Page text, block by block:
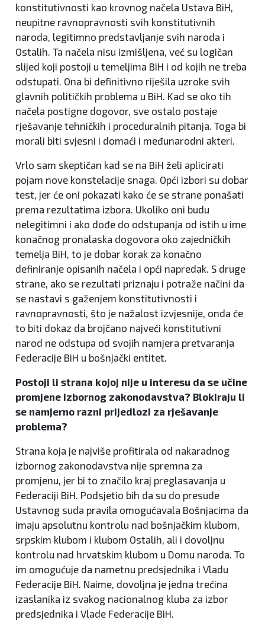
konstitutivnosti kao krovnog načela Ustava BiH,
neupitne ravnopravnosti svih konstitutivnih
naroda, legitimno predstavljanje svih naroda i
Ostalih. Ta načela nisu izmišljena, već su logičan
slijed koji postoji u temeljima BiH i od kojih ne treba
odstupati. Ona bi definitivno riješila uzroke svih
glavnih političkih problema u BiH. Kad se oko tih
načela postigne dogovor, sve ostalo postaje
rješavanje tehničkih i proceduralnih pitanja. Toga bi
morali biti svjesni i domaći i međunarodni akteri.
Vrlo sam skeptičan kad se na BiH želi aplicirati
pojam nove konstelacije snaga. Opći izbori su dobar
test, jer će oni pokazati kako će se strane ponašati
prema rezultatima izbora. Ukoliko oni budu
nelegitimni i ako dođe do odstupanja od istih u ime
konačnog pronalaska dogovora oko zajedničkih
temelja BiH, to je dobar korak za konačno
definiranje opisanih načela i opći napredak. S druge
strane, ako se rezultati priznaju i potraže načini da
se nastavi s gaženjem konstitutivnosti i
ravnopravnosti, što je nažalost izvjesnije, onda će
to biti dokaz da brojčano najveći konstitutivni
narod ne odstupa od svojih namjera pretvaranja
Federacije BiH u bošnjački entitet.
Postoji li strana kojoj nije u interesu da se učine
promjene izbornog zakonodavstva? Blokiraju li
se namjerno razni prijedlozi za rješavanje
problema?
Strana koja je najviše profitirala od nakaradnog
izbornog zakonodavstva nije spremna za
promjenu, jer bi to značilo kraj preglasavanja u
Federaciji BiH. Podsjetio bih da su do presude
Ustavnog suda pravila omogućavala Bošnjacima da
imaju apsolutnu kontrolu nad bošnjačkim klubom,
srpskim klubom i klubom Ostalih, ali i dovoljnu
kontrolu nad hrvatskim klubom u Domu naroda. To
im omogućuje da nametnu predsjednika i Vladu
Federacije BiH. Naime, dovoljna je jedna trećina
izaslanika iz svakog nacionalnog kluba za izbor
predsjednika i Vlade Federacije BiH.